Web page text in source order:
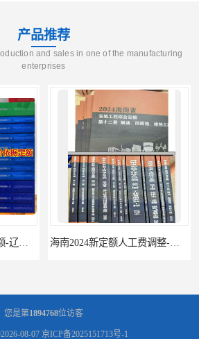
产品推荐
and sales in one of the manufacturing
enterprises
您是第1894768位访客
08-07 京ICP备2025151713号-1